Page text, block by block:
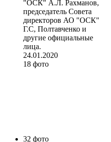
"ОСК" А.Л. Рахманов,
председатель Совета
директоров АО "ОСК"
Г.С, Полтавченко и
другие официальные
лица.
24.01.2020
18 фото
32 фото